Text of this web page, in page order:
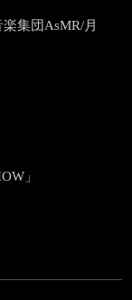
集団AsMR/月
」